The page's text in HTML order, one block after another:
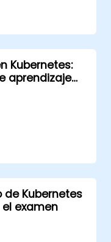
Kubernetes:
aprendizaje
Kubernetes
examen